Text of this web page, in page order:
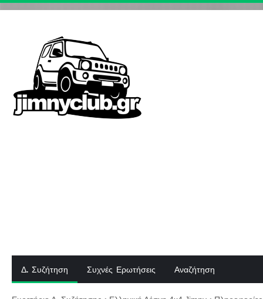
Δ. Συζήτηση Συχνές Ερωτήσεις Αναζήτηση